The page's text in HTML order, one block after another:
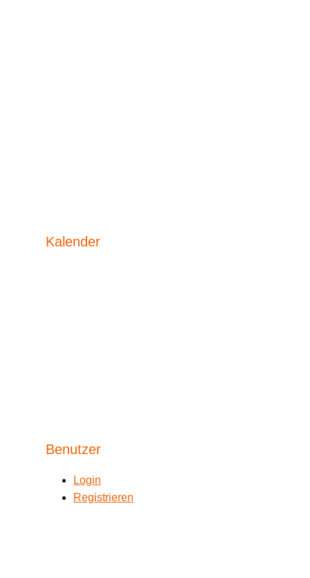
Kalender
Benutzer
Login
Registrieren